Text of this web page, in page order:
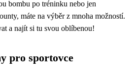
bombu po tréninku nebo jen
máte na výběr z mnoha možností.
a najít si tu svou oblíbenou!
pro sportovce